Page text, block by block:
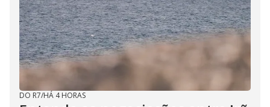
DO R7/HÁ 4 HORAS